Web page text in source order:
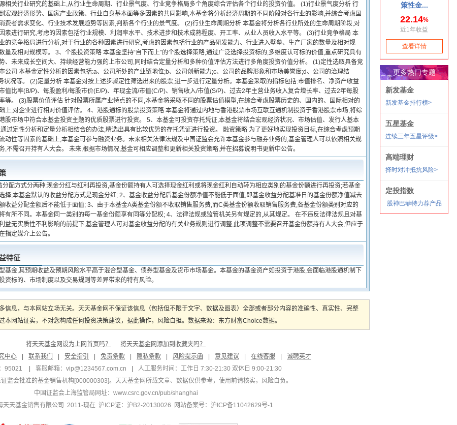
相关行业研究的基础上,从行业生命周期、行业景气度、行业竞争格局多个角度综合评估各个行业的投资价值。 (1)行业景气度分析 行
宏观经济形势、国家产业政策、行业自身基本面等多因素的共同影响,本基金将分析经济周期的不同阶段对各行业的影响,并综合考虑国
费者需求变化、行业技术发展趋势等因素,判断各个行业的景气度。 (2)行业生命周期分析 本基金将分析各行业所处的生命周期阶段,对
素进行研究,考虑的因素包括行业规模、利润率水平、技术进步和技术成熟程度、开工率、从业人员收入水平等。 (3)行业竞争格局 本
的竞争格局进行分析,对于行业的各种因素进行研究,考虑的因素包括行业的产品研发能力、行业进入壁垒、生产厂家的数量及相对规
量及相对规模等。 3、个股投资策略 本基金坚持“自下而上”的个股选择策略,通过广泛选择投资标的,多维度认可标的价值,重点研究具有
、未来成长空间大、持续经营能力强的上市公司,同时结合定量分析和多种价值评估方法进行多角度投资价值分析。 (1)定性选取具备竞
公司 本基金定性分析的因素包括:a、公司所处的产业链地位;b、公司创新能力;c、公司的品牌形象和市场美誉度;d、公司的治理结
状况等。 (2)定量分析 本基金对按上述步骤定性筛选出来的股票,进一步进行定量分析。本基金采取的指标包括:市值排名、净资产收益
值比率(B/P)、每股盈利/每股市价(E/P)、年现金流/市值(C/P)、销售收入/市值(S/P)、过去2年主营业务收入复合增长率、过去2年每股
等。 (3)股票价值评估 针对股票所属产业特点的不同,本基金将采取不同的股票估值模型,在综合考虑股票历史的、国内的、国际相对的
上,对企业进行相对价值评估。 4、港股通标的股票投资策略 本基金将通过内地与香港股票市场互联互通机制投资于香港股票市场,将综
股市场中符合本基金投资主题的优质股票进行投资。 5、本基金可投资存托凭证,本基金将结合宏观经济状况、市场估值、发行人基本
过定性分析和定量分析相结合的办法,精选出具有比较优势的存托凭证进行投资。 融资策略 为了更好地实现投资目标,在综合考虑预期
动性等因素的基础上,本基金可参与融资业务。未来相关法律法规及中国证监会允许本基金参与融券业务的,基金管理人可以依照相关规
,不需召开持有人大会。 未来,根据市场情况,基金可相应调整和更新相关投资策略,并在招募说明书更新中公告。
分配方式分两种:现金分红与红利再投资,基金份额持有人可选择现金红利或将现金红利自动转为相应类别的基金份额进行再投资;若基金
择,本基金默认的收益分配方式是现金分红; 2、基金收益分配后基金份额净值不能低于面值,即基金收益分配基准日的基金份额净值减去
收益分配金额后不能低于面值; 3、由于本基金A类基金份额不收取销售服务费,而C类基金份额收取销售服务费,各基金份额类别对应的
有所不同。本基金同一类别的每一基金份额享有同等分配权; 4、法律法规或监管机关另有规定的,从其规定。 在不违反法律法规且对基
益无实质性不利影响的前提下,基金管理人可对基金收益分配的有关业务规则进行调整,此项调整不需要召开基金份额持有人大会,但应于
指定媒介上公告。
特征
基金,其预期收益及预期风险水平高于混合型基金、债券型基金及货币市场基金。本基金的基金资产如投资于港股,会面临港股通机制下
资标的、市场制度以及交易规则等差异带来的特有风险。
信息，与本网站立场无关。天天基金网不保证该信息（包括但不限于文字、数据及图表）全部或者部分内容的准确性、真实性、完整
网站证实，不对您构成任何投资决策建议，据此操作，风险自担。数据来源：东方财富Choice数据。
将天天基金网设为上网首页吗？
将天天基金网添加到收藏夹吗？
中心 联系我们 安全指引 免责条款 隐私条款 风险提示函 意见建议 在线客服
诚聘英才
95021
客服邮箱： vip@1234567.com.cn
人工服务时间：工作日 7:30-21:30 双休日 9:00-21:30
监会批准的基金销售机构[000000303]。天天基金网所载文章、数据仅供参考，使用前请核实，风险自负。
中国证监会上海监管局网址： www.csrc.gov.cn/pub/shanghai
天天基金销售有限公司 2011-现在 沪ICP证：沪B2-20130026
网站备案号：沪ICP备11042629号-1